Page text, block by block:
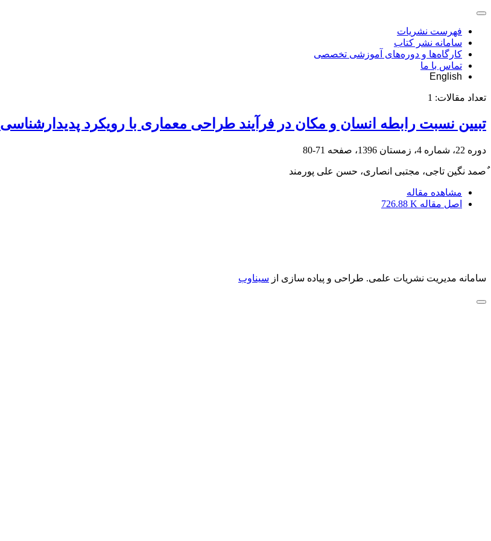
فهرست نشریات
سامانه نشر کتاب
کارگاه‌ها و دوره‌های آموزشی تخصصی
تماس با ما
English
تعداد مقالات: 1
تبیین نسبت رابطه انسان و مکان در فرآیند طراحی معماری با رویکرد پدیدارشناسی
دوره 22، شماره 4، زمستان 1396، صفحه 71-80
ٌصمد نگین تاجی، مجتبی انصاری، حسن علی پورمند
مشاهده مقاله
اصل مقاله 726.88 K
سامانه مدیریت نشریات علمی. طراحی و پیاده سازی از سیناوب